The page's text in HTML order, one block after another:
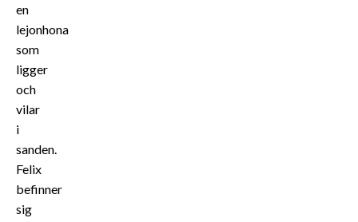
en
lejonhona
som
ligger
och
vilar
i
sanden.
Felix
befinner
sig